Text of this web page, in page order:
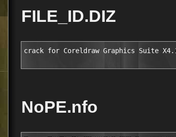
FILE_ID.DIZ
crack for Coreldraw Graphics Suite
NoPE.nfo